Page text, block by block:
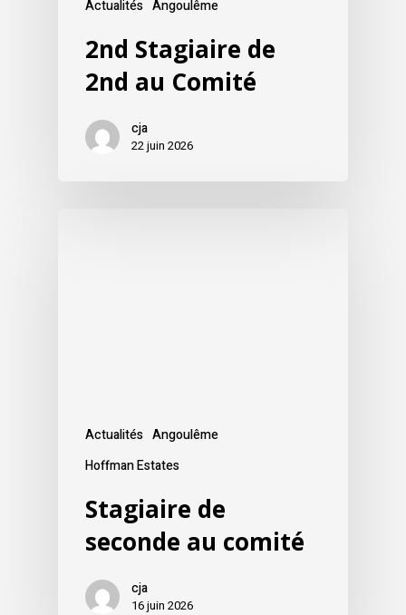
Actualités Angoulême
2nd Stagiaire de
2nd au Comité
cja
22 juin 2026
Actualités Angoulême
Hoffman Estates
Stagiaire de
seconde au comité
cja
16 juin 2026